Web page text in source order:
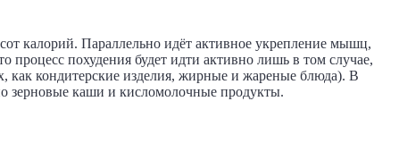
калорий. Параллельно идёт активное укрепление мышц,
похудения будет идти активно лишь в том случае,
как кондитерские изделия, жирные и жареные блюда). В
зерновые каши и кисломолочные продукты.